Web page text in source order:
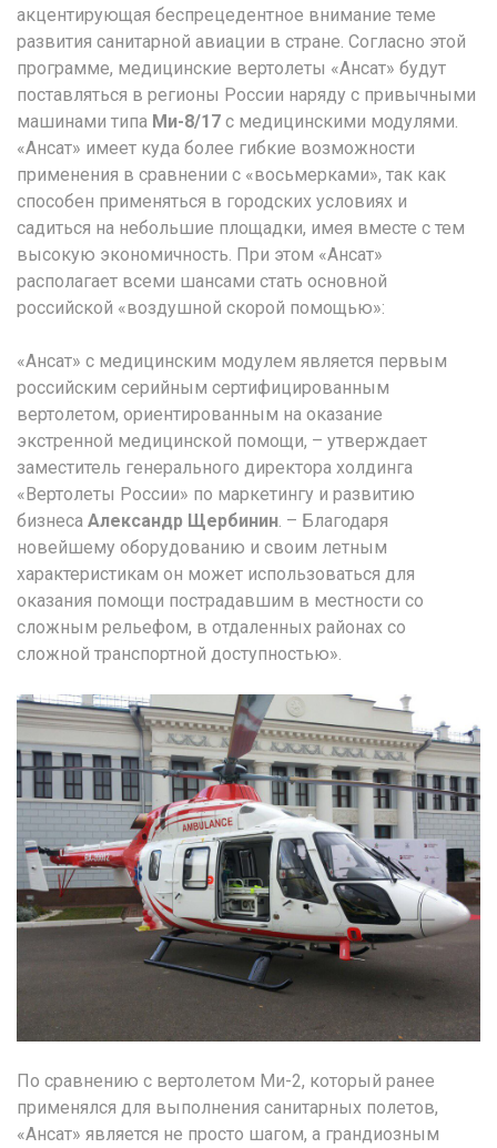
акцентирующая беспрецедентное внимание теме
развития санитарной авиации в стране. Согласно этой
программе, медицинские вертолеты «Ансат» будут
поставляться в регионы России наряду с привычными
машинами типа Ми-8/17 с медицинскими модулями.
«Ансат» имеет куда более гибкие возможности
применения в сравнении с «восьмерками», так как
способен применяться в городских условиях и
садиться на небольшие площадки, имея вместе с тем
высокую экономичность. При этом «Ансат»
располагает всеми шансами стать основной
российской «воздушной скорой помощью»:
«Ансат» с медицинским модулем является первым
российским серийным сертифицированным
вертолетом, ориентированным на оказание
экстренной медицинской помощи, – утверждает
заместитель генерального директора холдинга
«Вертолеты России» по маркетингу и развитию
бизнеса Александр Щербинин. – Благодаря
новейшему оборудованию и своим летным
характеристикам он может использоваться для
оказания помощи пострадавшим в местности со
сложным рельефом, в отдаленных районах со
сложной транспортной доступностью».
По сравнению с вертолетом Ми-2, который ранее
применялся для выполнения санитарных полетов,
«Ансат» является не просто шагом, а грандиозным